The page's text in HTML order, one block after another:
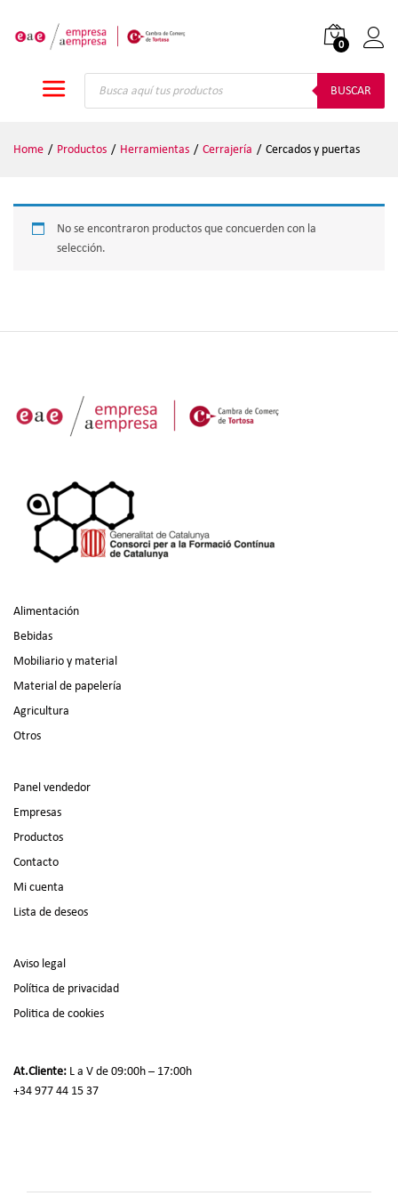
0
Búsqueda
BUSCAR
Home / Productos / Herramientas / Cerrajería / Cercados y puertas
No se encontraron productos que concuerden con la
selección.
Alimentación
Bebidas
Mobiliario y material
Material de papelería
Agricultura
Otros
Panel vendedor
Empresas
Productos
Contacto
Mi cuenta
Lista de deseos
Aviso legal
Política de privacidad
Politica de cookies
At.Cliente: L a V de 09:00h – 17:00h
+34 977 44 15 37